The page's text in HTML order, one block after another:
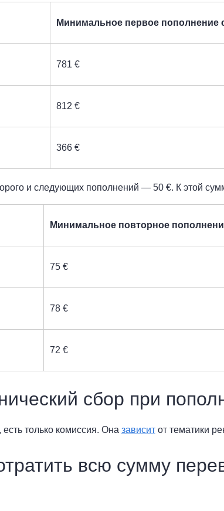
Минимальное первое пополнение
781 €
812 €
366 €
и следующих пополнений — 50 €. К этой
Минимальное повторное
75 €
78 €
72 €
сбор при
есть только комиссия. Она зависитот тематики
всю сумму